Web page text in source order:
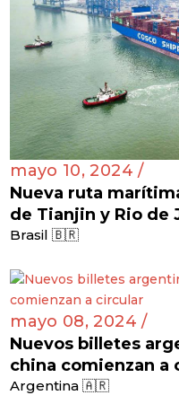
mayo 10, 2024 /
Nueva ruta
de Tianjin y Rio de
Brasil 🇧🇷
mayo 08, 2024 /
Nuevos billetes
china comienzan a
Argentina 🇦🇷